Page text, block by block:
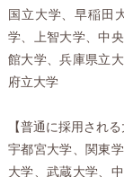
国立大学、早稲田
学、上智大学、中
館大学、兵庫県立
府立大学
【普通に採用される
宇都宮大学、関東
大学、武蔵大学、